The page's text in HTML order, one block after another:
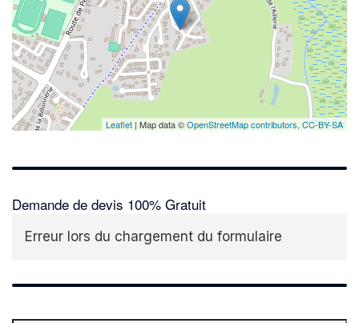
Leaflet | Map data ©OpenStreetMap contributors, CC-BY-SA
Demande de devis 100% Gratuit
Erreur lors du chargement du formulaire